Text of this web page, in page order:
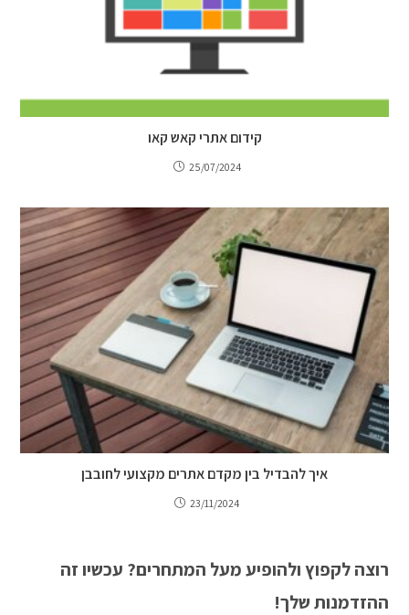
קידום אתרי קאש קאו
25/07/2024
איך להבדיל בין מקדם אתרים מקצועי לחובבן
23/11/2024
רוצה לקפוץ ולהופיע מעל המתחרים? עכשיו זה
ההזדמנות שלך!